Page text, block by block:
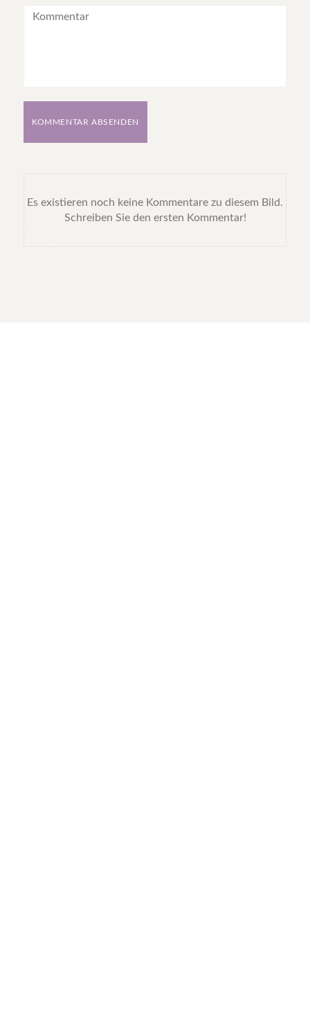
KOMMENTAR ABSENDEN
Es existieren noch keine Kommentare zu diesem Bild.
Schreiben Sie den ersten Kommentar!